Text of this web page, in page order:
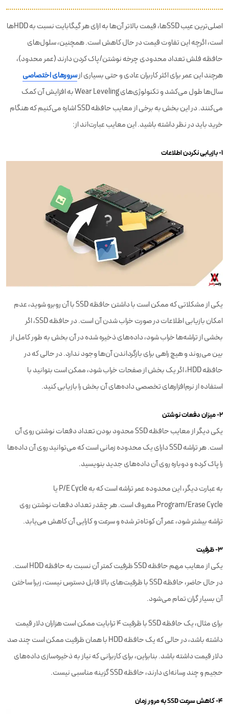
اصلی‌ترین عیب SSDها، قیمت بالاتر آن‌ها به ازای هر گیگابایت نسبت به HDDها
است، اگرچه این تفاوت قیمت در حال کاهش است. همچنین، سلول‌های
حافظه فلش تعداد محدودی چرخه نوشتن/پاک کردن دارند (عمر محدود)،
هرچند این عمر برای اکثر کاربران عادی و حتی بسیاری ازسرورهای اختصاصی
سال‌ها طول می‌کشد و تکنولوژی‌های Wear Leveling به افزایش آن کمک
می‌کنند. در این بخش به برخی از معایب حافظه SSD اشاره می‌کنیم که هنگام
خرید باید در نظر داشته باشید. این معایب عبارت‌اند از:
۱- بازیابی نکردن اطلاعات
یکی از مشکلاتی که ممکن است با داشتن حافظه SSD با آن روبرو شوید، عدم
امکان بازیابی اطلاعات در صورت خراب شدن آن است. در حافظه SSD، اگر
بخشی از تراشه‌ها خراب شود، داده‌های ذخیره شده در آن بخش به طور کامل از
بین می‌روند و هیچ راهی برای بازگرداندن آن‌ها وجود ندارد. در حالی که در
حافظه HDD، اگر یک بخش از صفحات خراب شود، ممکن است بتوانید با
استفاده از نرم‌افزارهای تخصصی داده‌های آن بخش را بازیابی کنید.
۲- میزان دفعات نوشتن
یکی دیگر از معایب حافظه SSD محدود بودن تعداد دفعات نوشتن روی آن
است. هر تراشه SSD دارای یک محدوده زمانی است که می‌توانید روی آن داده‌ها
را پاک کرده و دوباره روی آن داده‌های جدید بنویسید.
به عبارت دیگر، این محدوده عمر تراشه است که به P/E Cycle یا
Program/Erase Cycle معروف است. هر چقدر تعداد دفعات نوشتن روی
تراشه بیشتر شود، عمر آن کوتاه‌تر شده و سرعت و کارایی آن کاهش می‌یابد.
۳- ظرفیت
یکی از معایب مهم حافظه SSD ظرفیت کمتر آن نسبت به حافظه HDD است.
در حال حاضر، حافظه SSD با ظرفیت‌های بالا قابل دسترس نیست، زیرا ساختن
آن بسیار گران تمام می‌شود.
برای مثال، یک حافظه SSD با ظرفیت ۴ ترابایت ممکن است هزاران دلار قیمت
داشته باشد، در حالی که یک حافظه HDD با همان ظرفیت ممکن است چند صد
دلار قیمت داشته باشد. بنابراین، برای کاربرانی که نیاز به ذخیره‌سازی داده‌های
حجیم و چند رسانه‌ای دارند، حافظه SSD گزینه مناسبی نیست.
۴- کاهش سرعت SSD به مرور زمان